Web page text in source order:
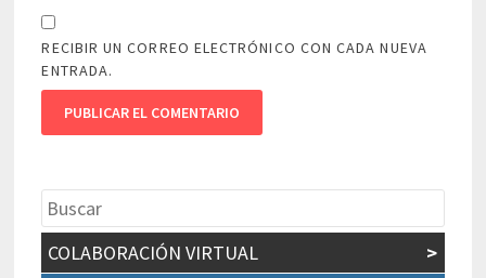
RECIBIR UN CORREO ELECTRÓNICO CON CADA NUEVA
ENTRADA.
COLABORACIÓN VIRTUAL >